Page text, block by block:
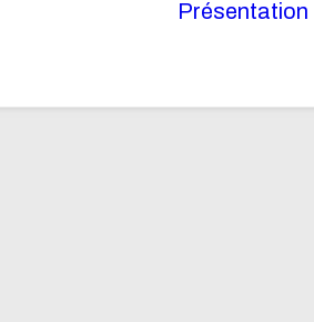
Présentation